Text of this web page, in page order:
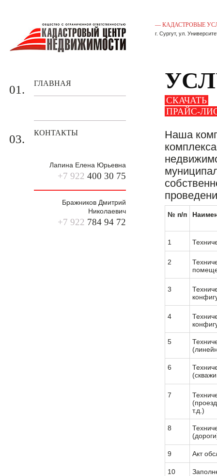
— КАДАСТРОВЫЕ
г. Сургут, ул.
ГЛАВНАЯ
01.
КОНТАКТЫ
03.
Лапина Елена Юрьевна
+7 922 400 30 75
Бражников Дмитрий
Николаевич
+7 922 784 94 72
СКАЧАТЬ
ПРАЙС-
Наша
№ п/п
1
2
3
4
5
6
7
т.д.)
8
9 Акт
10